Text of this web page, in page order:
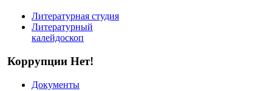
Литературная студия
Литературный
калейдоскоп
Коррупции Нет!
Документы